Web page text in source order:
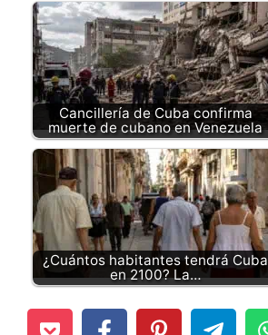
Cancillería de Cuba confirma
muerte de cubano en Venezuela
¿Cuántos habitantes tendrá Cuba
en 2100? La…